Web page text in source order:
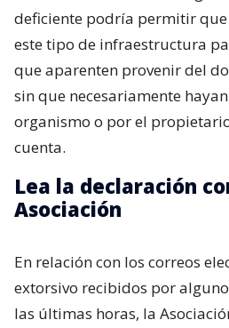
deficiente podría permitir
este tipo de infraestructura
que aparenten provenir del
sin que necesariamente
organismo o por el
cuenta.
Lea la declaración
Asociación
En relación con los correos
extorsivo recibidos por
las últimas horas, la